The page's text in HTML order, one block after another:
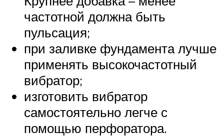
частотной должна быть
пульсация;
при заливке фундамента лучше
применять высокочастотный
вибратор;
изготовить вибратор
самостоятельно легче с
помощью перфоратора.